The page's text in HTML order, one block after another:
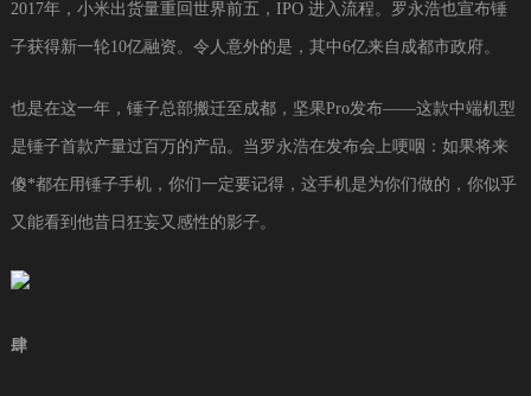
2017年，小米出货量重回世界前五，IPO 进入流程。罗永浩也宣布锤
子获得新一轮10亿融资。令人意外的是，其中6亿来自成都市政府。
也是在这一年，锤子总部搬迁至成都，坚果Pro发布——这款中端机型
是锤子首款产量过百万的产品。当罗永浩在发布会上哽咽：如果将来
傻*都在用锤子手机，你们一定要记得，这手机是为你们做的，你似乎
又能看到他昔日狂妄又感性的影子。
肆